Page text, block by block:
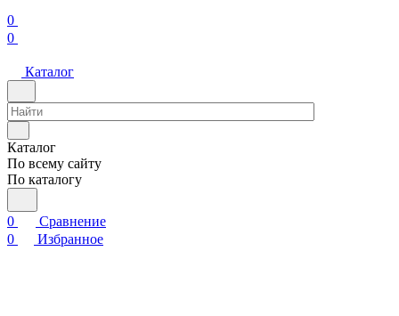
0
0
Каталог
Каталог
По всему сайту
По каталогу
0
Сравнение
0
Избранное